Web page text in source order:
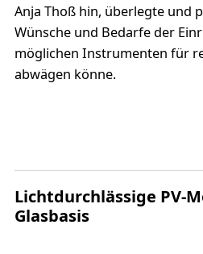
Anja Thoß hin, überlegte und
Wünsche und Bedarfe der
möglichen Instrumenten für
abwägen könne.
Lichtdurchlässige PV-
Glasbasis